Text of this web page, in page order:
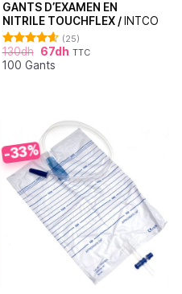
GANTS D’EXAMEN EN
NITRILE TOUCHFLEX / INTCO
Note4.60
sur 5
(25)
130dh 67dh TTC
100 Gants
-33%